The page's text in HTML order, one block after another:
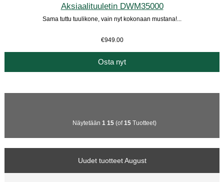
Aksiaalituuletin DWM35000
Sama tuttu tuulikone, vain nyt kokonaan mustana!...
€949.00
Osta nyt
Näytetään 1 15 (of15 Tuotteet)
Uudet tuotteet August